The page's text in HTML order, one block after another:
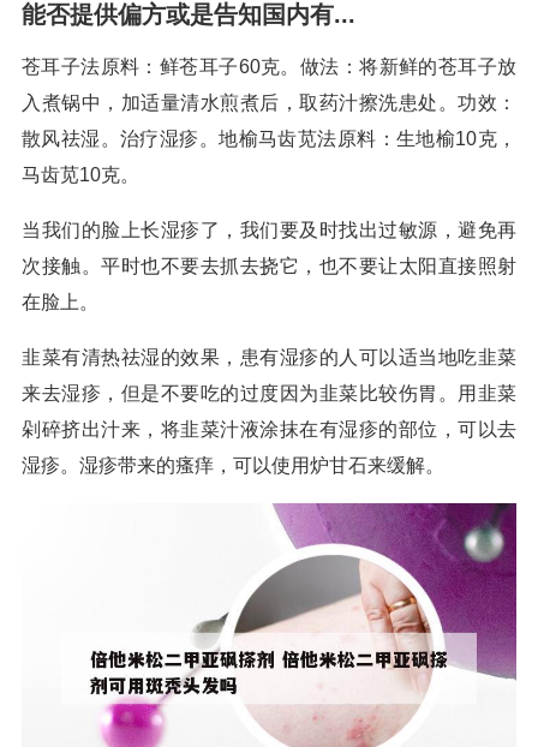
能否提供偏方或是告知国内有...
苍耳子法原料：鲜苍耳子60克。做法：将新鲜的苍耳子放
入煮锅中，加适量清水煎煮后，取药汁擦洗患处。功效：
散风祛湿。治疗湿疹。地榆马齿苋法原料：生地榆10克，
马齿苋10克。
当我们的脸上长湿疹了，我们要及时找出过敏源，避免再
次接触。平时也不要去抓去挠它，也不要让太阳直接照射
在脸上。
韭菜有清热祛湿的效果，患有湿疹的人可以适当地吃韭菜
来去湿疹，但是不要吃的过度因为韭菜比较伤胃。用韭菜
剁碎挤出汁来，将韭菜汁液涂抹在有湿疹的部位，可以去
湿疹。湿疹带来的瘙痒，可以使用炉甘石来缓解。